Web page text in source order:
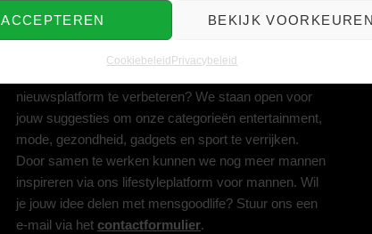
ACCEPTEREN BEKIJK
Cookiebeleid Privacybeleid
Deel jouw idee met ons
nieuwsplatform te verbeteren? We staan open voor
jouw suggesties om onze categorieën entertainment,
mode, gezondheid, gadgets en sport te verrijken.
Door samen te werken kunnen we nog meer mannen
inspireren via ons lifestyleplatform voor mannen. Wil
je jouw idee delen met mensgoodlife? Stuur ons een
e-mail via het contactformulier.